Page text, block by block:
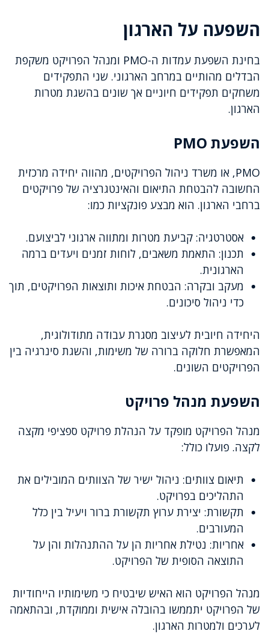
השפעה על הארגון
בחינת השפעת עמדות ה-PMO ומנהל הפרויקט משקפת
הבדלים מהותיים במרחב הארגוני. שני התפקידים
משחקים תפקידים חיוניים אך שונים בהשגת מטרות
הארגון.
השפעת PMO
PMO, או משרד ניהול הפרויקטים, מהווה יחידה מרכזית
החשובה להבטחת התיאום והאינטגרציה של פרויקטים
ברחבי הארגון. הוא מבצע פונקציות כמו:
אסטרטגיה: קביעת מטרות ומתווה ארגוני לביצועם.
תכנון: התאמת משאבים, לוחות זמנים ויעדים ברמה
הארגונית.
מעקב ובקרה: הבטחת איכות ותוצאות הפרויקטים, תוך
כדי ניהול סיכונים.
היחידה חיובית לעיצוב מסגרת עבודה מתודולוגית,
המאפשרת חלוקה ברורה של משימות, והשגת סינרגיה בין
הפרויקטים השונים.
השפעת מנהל פרויקט
מנהל הפרויקט מופקד על הנהלת פרויקט ספציפי מקצה
לקצה. פועלו כולל:
תיאום צוותים: ניהול ישיר של הצוותים המובילים את
התהליכים בפרויקט.
תקשורת: יצירת ערוץ תקשורת ברור ויעיל בין כלל
המעורבים.
אחריות: נטילת אחריות הן על ההתנהלות והן על
התוצאה הסופית של הפרויקט.
מנהל הפרויקט הוא האיש שיבטיח כי משימותיו הייחודיות
של הפרויקט יתממשו בהובלה אישית וממוקדת, ובהתאמה
לערכים ולמטרות הארגון.